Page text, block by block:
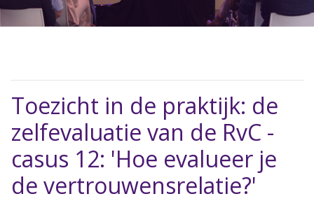
Toezicht in de praktijk: de
zelfevaluatie van de RvC -
casus 12: 'Hoe evalueer je
de vertrouwensrelatie?'